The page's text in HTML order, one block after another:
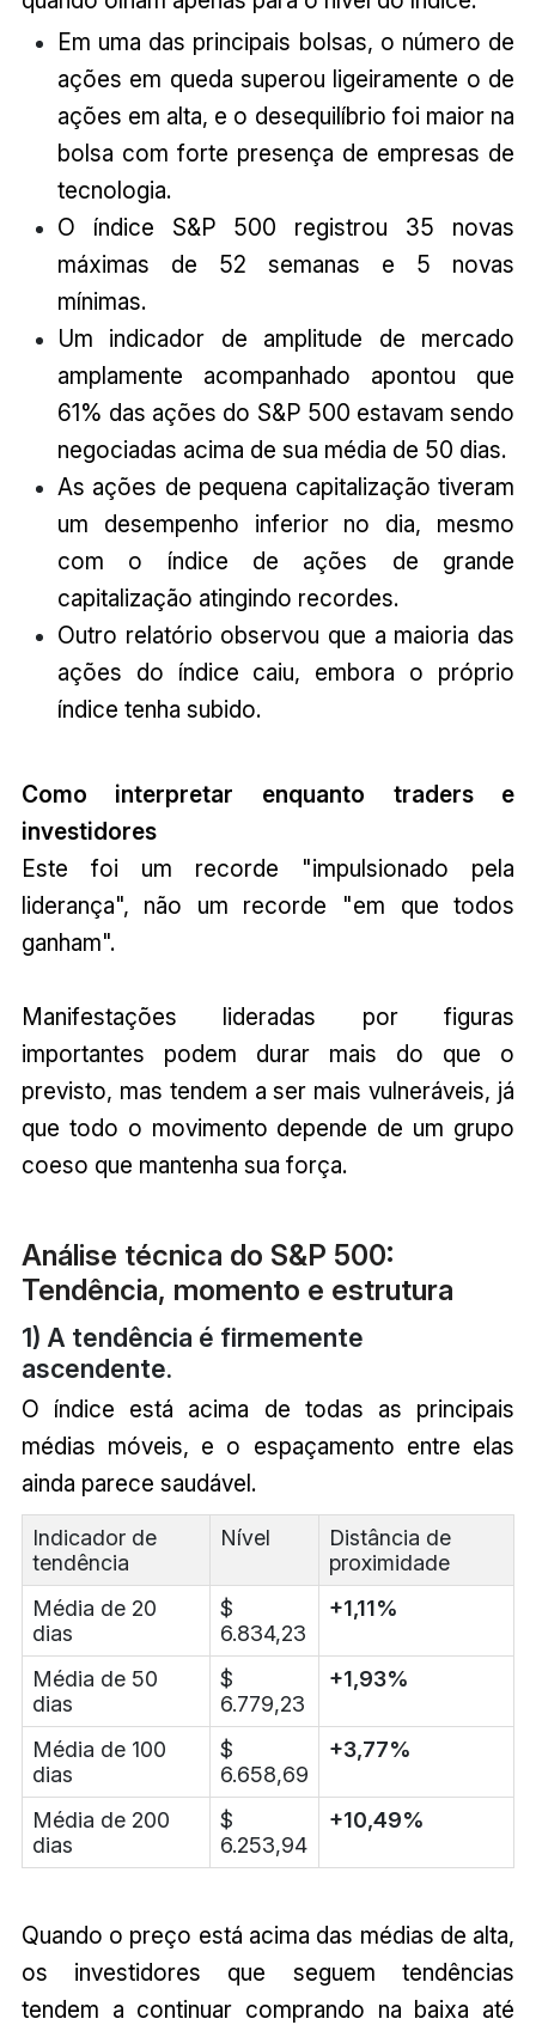
Em uma das principais bolsas, o número de
ações em queda superou ligeiramente o de
ações em alta, e o desequilíbrio foi maior na
bolsa com forte presença de empresas de
tecnologia.
O índice S&P 500 registrou 35 novas
máximas de 52 semanas e 5 novas
mínimas.
Um indicador de amplitude de mercado
amplamente acompanhado apontou que
61% das ações do S&P 500 estavam sendo
negociadas acima de sua média de 50 dias.
As ações de pequena capitalização tiveram
um desempenho inferior no dia, mesmo
com o índice de ações de grande
capitalização atingindo recordes.
Outro relatório observou que a maioria das
ações do índice caiu, embora o próprio
índice tenha subido.
Como interpretar enquanto traders e
investidores
Este foi um recorde "impulsionado pela
liderança", não um recorde "em que todos
ganham".
Manifestações lideradas por figuras
importantes podem durar mais do que o
previsto, mas tendem a ser mais vulneráveis, já
que todo o movimento depende de um grupo
coeso que mantenha sua força.
Análise técnica do S&P 500:
Tendência, momento e estrutura
1) A tendência é firmemente
ascendente.
O índice está acima de todas as principais
médias móveis, e o espaçamento entre elas
ainda parece saudável.
Indicador de
tendência
Nível
Distância de
proximidade
Média de 20
dias
$
6.834,23
+1,11%
Média de 50
dias
$
6.779,23
+1,93%
Média de 100
dias
$
6.658,69
+3,77%
Média de 200
dias
$
6.253,94
+10,49%
Quando o preço está acima das médias de alta,
os investidores que seguem tendências
tendem a continuar comprando na baixa até